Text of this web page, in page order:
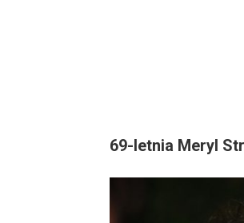
69-letnia Meryl